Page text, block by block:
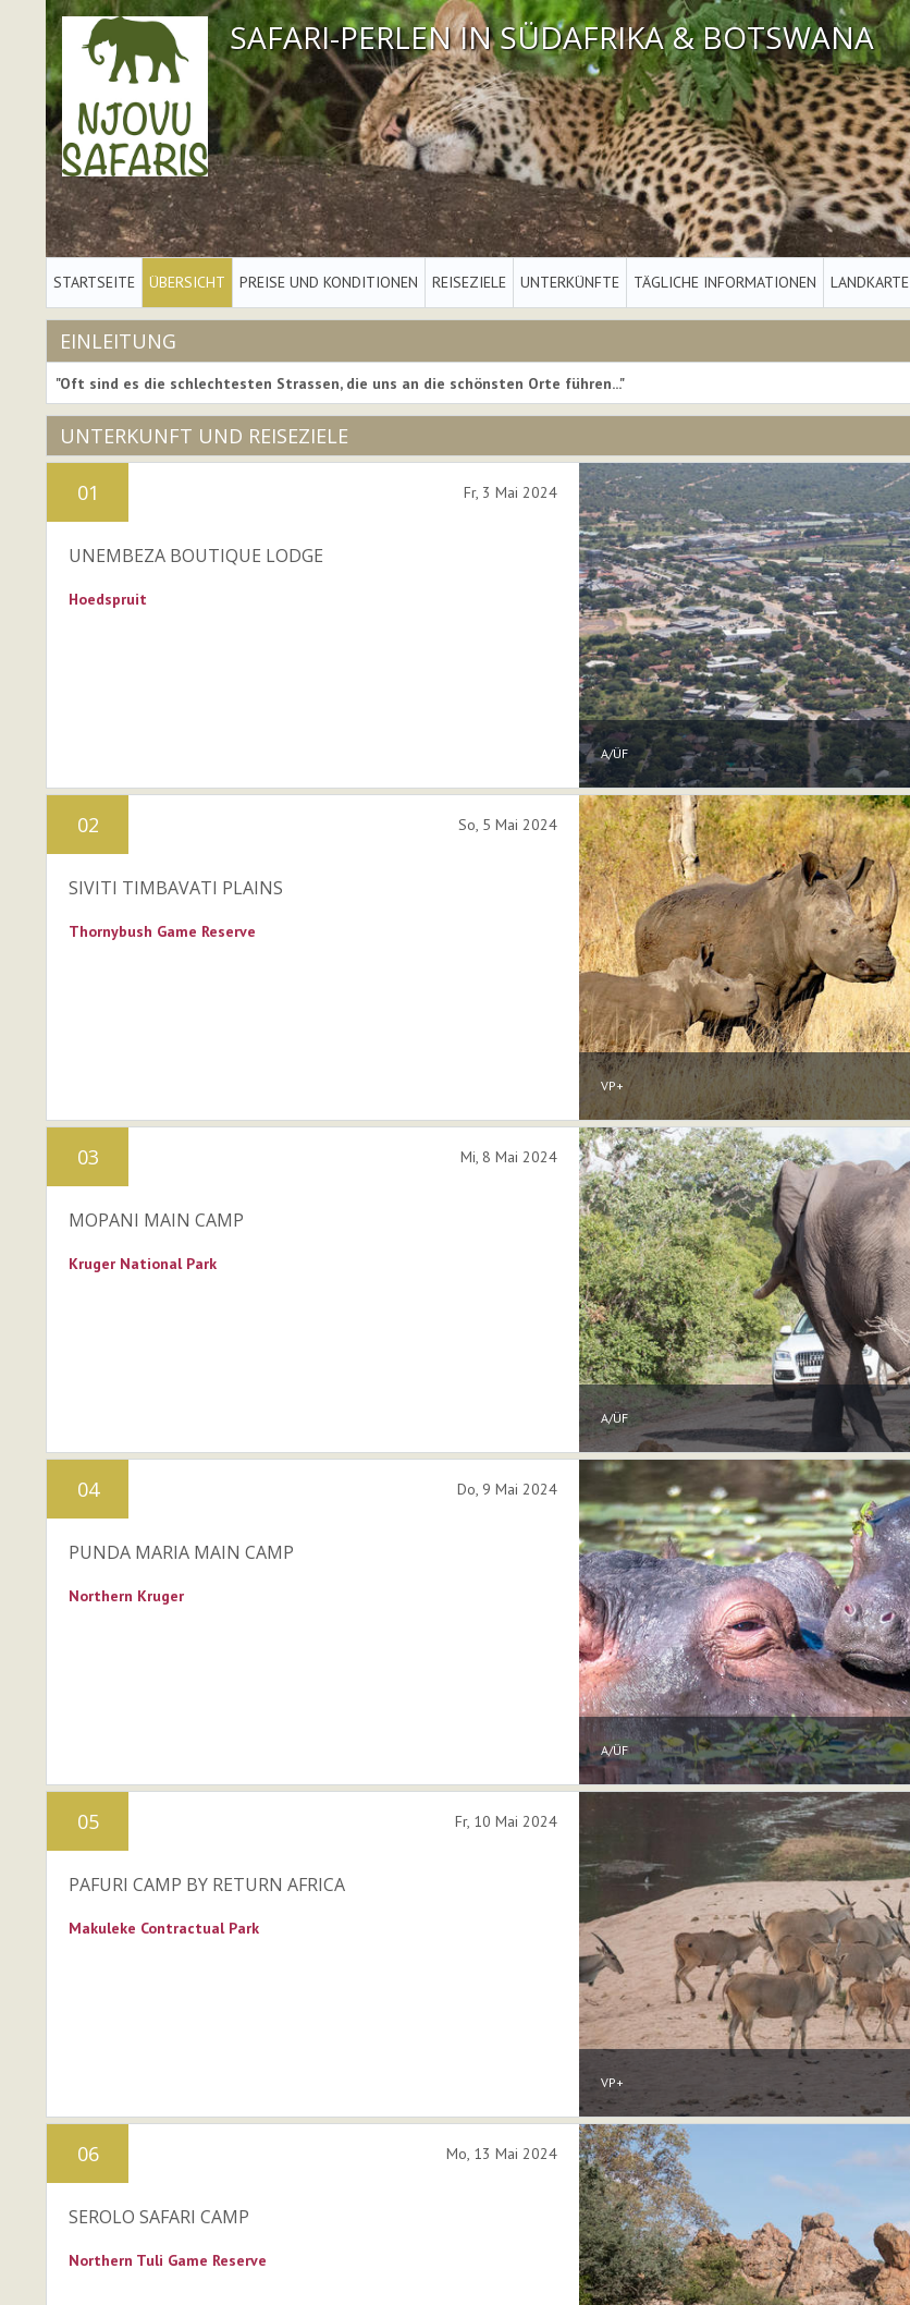
SAFARI-PERLEN IN SÜDAFRIKA & BOTSWANA
STARTSEITE ÜBERSICHT PREISE UND KONDITIONEN REISEZIELE UNTERKÜNFTE TÄGLICHE INFORMATIONEN LANDKARTE
EINLEITUNG
"Oft sind es die schlechtesten Strassen, die uns an die schönsten Orte führen..."
UNTERKUNFT UND REISEZIELE
01 Fr, 3 Mai 2024
UNEMBEZA BOUTIQUE LODGE
Hoedspruit
A/ÜF
02 So, 5 Mai 2024
SIVITI TIMBAVATI PLAINS
Thornybush Game Reserve
VP+
03 Mi, 8 Mai 2024
MOPANI MAIN CAMP
Kruger National Park
A/ÜF
04 Do, 9 Mai 2024
PUNDA MARIA MAIN CAMP
Northern Kruger
A/ÜF
05 Fr, 10 Mai 2024
PAFURI CAMP BY RETURN AFRICA
Makuleke Contractual Park
VP+
06 Mo, 13 Mai 2024
SEROLO SAFARI CAMP
Northern Tuli Game Reserve